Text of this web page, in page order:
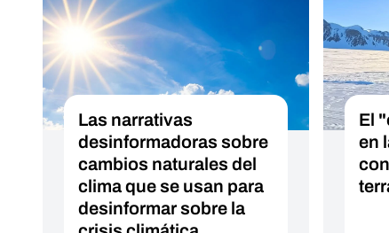
Las narrativas
desinformadoras sobre
cambios naturales del
clima que se usan para
desinformar sobre la
El
en